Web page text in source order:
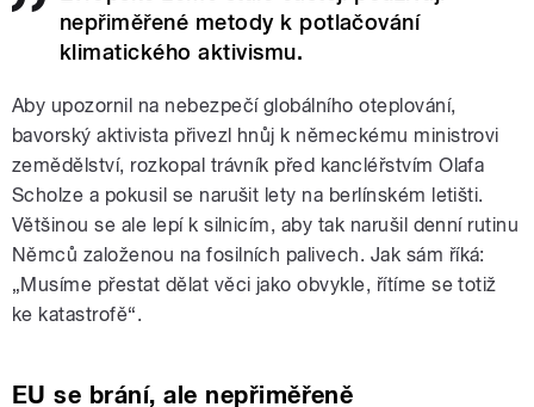
nepřiměřené metody k potlačování
klimatického aktivismu.
Aby upozornil na nebezpečí globálního oteplování,
bavorský aktivista přivezl hnůj k německému ministrovi
zemědělství, rozkopal trávník před kancléřstvím Olafa
Scholze a pokusil se narušit lety na berlínském letišti.
Většinou se ale lepí k silnicím, aby tak narušil denní rutinu
Němců založenou na fosilních palivech. Jak sám říká:
„Musíme přestat dělat věci jako obvykle, řítíme se totiž
ke katastrofě“.
EU se brání, ale nepřiměřeně